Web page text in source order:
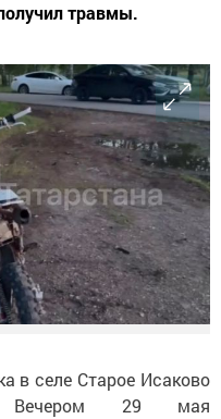
травмы.
в селе Старое Исаково
Вечером 29 мая